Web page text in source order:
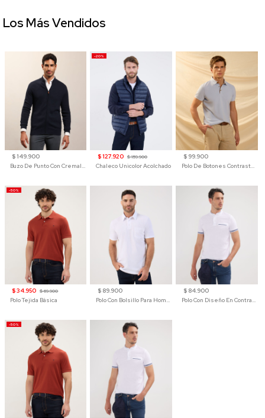
$ 149.900
Buzo De Punto Con Cremallera Para Hombre
-20%
$ 127.920 $ 159.900
Chaleco Unicolor Acolchado
$ 99.900
Polo De Botones Contraste Para Hombre
-50%
$ 34.950 $ 69.900
Polo Tejida Básica
$ 89.900
Polo Con Bolsillo Para Hombre
$ 84.900
Polo Con Diseño En Contraste
-50%
Los Más Vendidos